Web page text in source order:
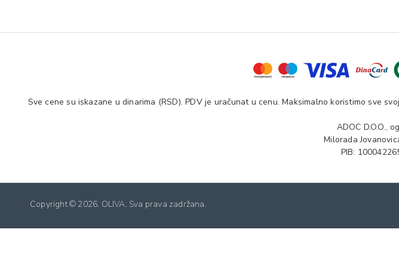
Sve cene su iskazane u dinarima (RSD). PDV je uračunat u cenu. Maksimalno koristimo sve
ADOC D.O.O.,
Milorada
PIB:
Copyright © 2026. OLIVA. Sva prava zadržana.